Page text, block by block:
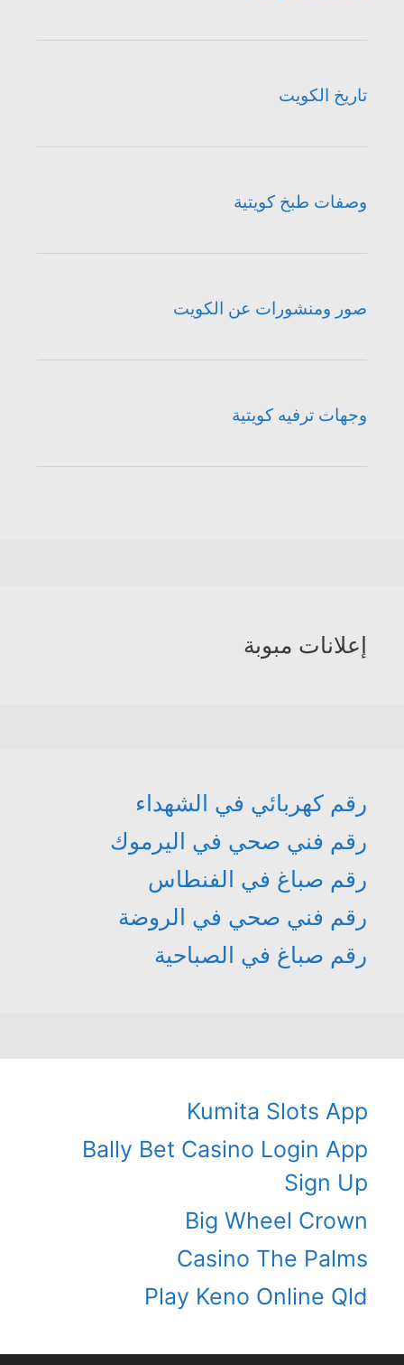
تاريخ الكويت
وصفات طبخ كويتية
صور ومنشورات عن الكويت
وجهات ترفيه كويتية
إعلانات مبوبة
رقم كهربائي في الشهداء
رقم فني صحي في اليرموك
رقم صباغ في الفنطاس
رقم فني صحي في الروضة
رقم صباغ في الصباحية
Kumita Slots App
Bally Bet Casino Login App
Sign Up
Big Wheel Crown
Casino The Palms
Play Keno Online Qld